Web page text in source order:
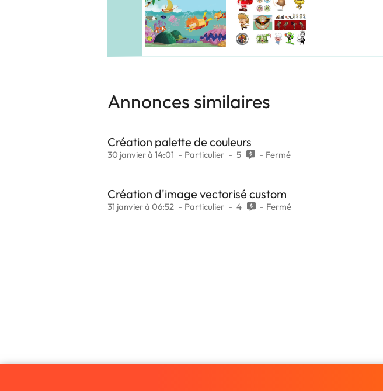
Annonces similaires
Création palette de couleurs
30 janvier à 14:01 Particulier 5 Fermé
Création d'image vectorisé custom
31 janvier à 06:52 Particulier 4 Fermé